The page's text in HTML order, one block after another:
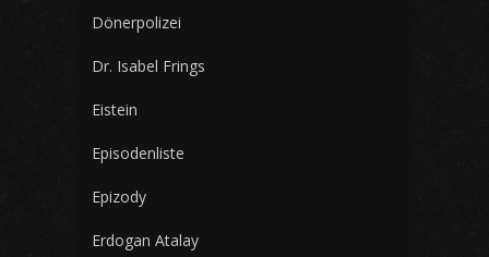
Dönerpolizei
Dr. Isabel Frings
Eistein
Episodenliste
Epizody
Erdogan Atalay